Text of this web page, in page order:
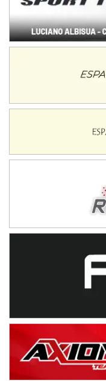
NORESTE SANTAFESINO
Ciudad de Avellaneda
Avellaneda (Santa Fe)
José Samuel Sánchez
TUCUMANO - F5